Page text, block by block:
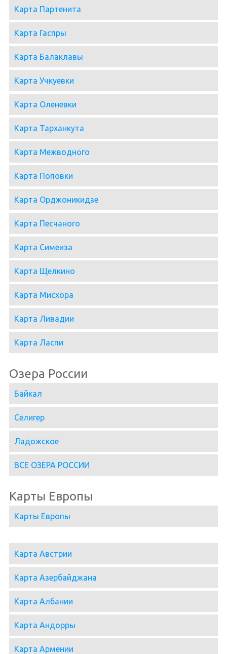
Карта Партенита
Карта Гаспры
Карта Балаклавы
Карта Учкуевки
Карта Оленевки
Карта Тарханкута
Карта Межводного
Карта Поповки
Карта Орджоникидзе
Карта Песчаного
Карта Симеиза
Карта Щелкино
Карта Мисхора
Карта Ливадии
Карта Ласпи
Озера России
Байкал
Селигер
Ладожское
ВСЕ ОЗЕРА РОССИИ
Карты Европы
Карты Европы
Карта Австрии
Карта Азербайджана
Карта Албании
Карта Андорры
Карта Армении